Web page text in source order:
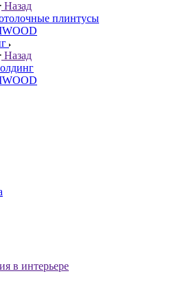
Назад
плинтусы
Назад
в интерьере